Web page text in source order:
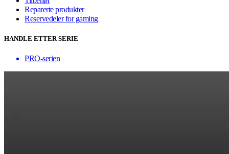
Reparerte produkter
Reservedeler for gaming
HANDLE ETTER SERIE
PRO-serien